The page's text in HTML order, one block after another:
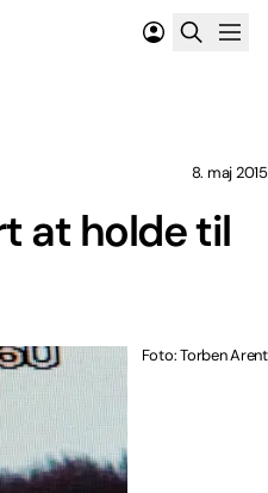
at holde til
8. maj 2015
Foto: Torben Arent